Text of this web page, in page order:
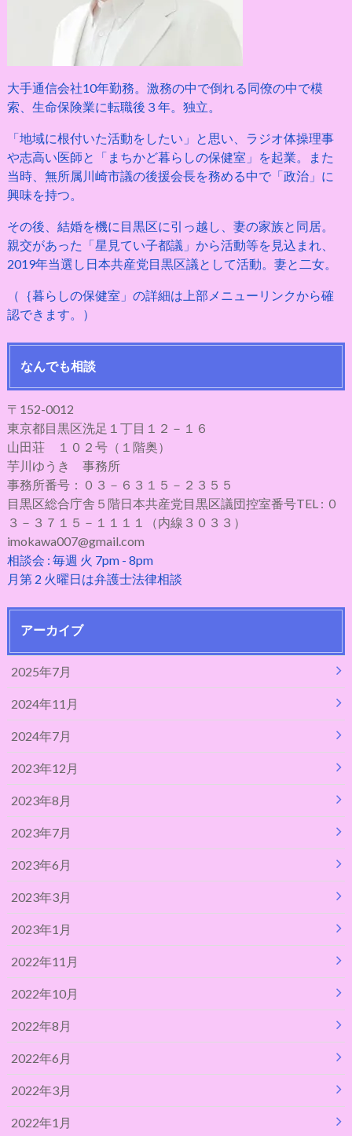
大手通信会社10年勤務。激務の中で倒れる同僚の中で模
索、生命保険業に転職後３年。独立。
「地域に根付いた活動をしたい」と思い、ラジオ体操理事
や志高い医師と「まちかど暮らしの保健室」を起業。また
当時、無所属川崎市議の後援会長を務める中で「政治」に
興味を持つ。
その後、結婚を機に目黒区に引っ越し、妻の家族と同居。
親交があった「星見てい子都議」から活動等を見込まれ、
2019年当選し日本共産党目黒区議として活動。妻と二女。
（｛暮らしの保健室」の詳細は上部メニューリンクから確
認できます。）
なんでも相談
〒152-0012
東京都目黒区洗足１丁目１２－１６
山田荘 １０２号（１階奥）
芋川ゆうき 事務所
事務所番号：０３－６３１５－２３５５
目黒区総合庁舎５階日本共産党目黒区議団控室番号TEL : ０
３－３７１５－１１１１（内線３０３３）
imokawa007@gmail.com
相談会 : 毎週 火 7pm - 8pm
月第 2 火曜日は弁護士法律相談
アーカイブ
2025年7月
2024年11月
2024年7月
2023年12月
2023年8月
2023年7月
2023年6月
2023年3月
2023年1月
2022年11月
2022年10月
2022年8月
2022年6月
2022年3月
2022年1月